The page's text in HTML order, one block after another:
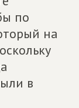
по
на
в